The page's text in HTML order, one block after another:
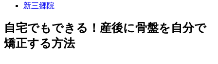
新三郷院
自宅でもできる！産後に骨盤を自分で
矯正する方法